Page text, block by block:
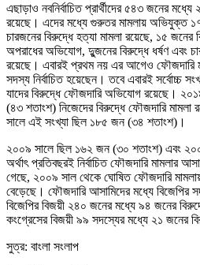
এছাড়াও নবনির্বাচিত প্রার্থীদের ৫৪৩ জনের
রয়েছে। এদের মধ্যে গুরুতর মামলায় অভিযুক্ত
চারজনের বিরুদ্ধে হত্যা মামলা রয়েছে, ১৫ জনের
অপরাধের অভিযোগ, দুুজনের বিরুদ্ধে ধর্ষণ এবং
রয়েছে। এবারই প্রথম নয় এর আগেও ফৌজদারি
সদস্য নির্বাচিত হয়েছেন। তবে এবারই সর্বোচ্চ
যাদের বিরুদ্ধে ফৌজদারি অভিযোগ রয়েছে।
(৪৩ শতাংশ) নিজেদের বিরুদ্ধে ফৌজদারি মামলা
সালে এই সংখ্যা ছিল ১৮৫ জন (৩৪ শতাংশ)।
২০০৯ সালে ছিল ১৬২ জন (৩০ শতাংশ) এবং
অর্থাৎ প্রতিবছরই নির্বাচিত ফৌজদারি মামলার
গেছে, ২০০৯ সাল থেকে ঘোষিত ফৌজদারি
বেড়েছে। ফৌজদারি আসামিদের মধ্যে বিজেপির
বিজেপির বিজয়ী ২৪০ জনের মধ্যে ৯৪ জনের
কংগ্রেসের বিজয়ী ৯৯ সদস্যের মধ্যে ২১ জনের
সুত্র: বাংলা সংলাপ